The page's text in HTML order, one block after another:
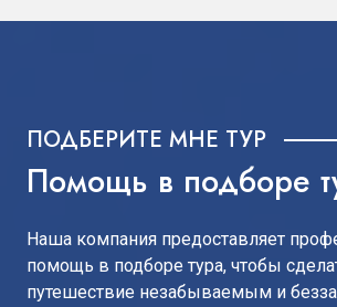
ПОДБЕРИТЕ МНЕ ТУР
Помощь в подборе
Наша компания предоставляет
помощь в подборе тура, чтобы
путешествие незабываемым и